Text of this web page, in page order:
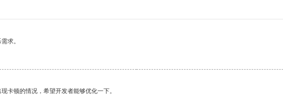
求。
卡顿的情况，希望开发者能够优化一下。